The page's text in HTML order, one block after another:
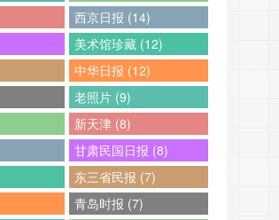
西京日报 (14)
美术馆珍藏 (12)
中华日报 (12)
老照片 (9)
新天津 (8)
甘肃民国日报 (8)
东三省民报 (7)
青岛时报 (7)